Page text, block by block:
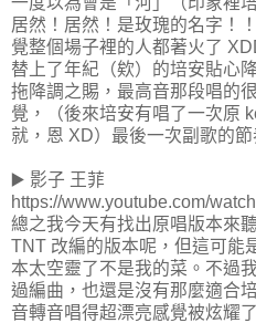
居然！居然！是玫瑰的名字！
覺整個場子裡的人都著火了
替上了年紀（欸）的培安貼心
拖降調之賜，最高音那段唱的
覺，（後來培安有唱了一次原
就，恩 XD）最後一次副歌的
▶️ 影子 王菲
https://www.youtube.com/
總之我今天有找出原唱版本來
TNT 改編的版本呢，但這可能
本太空靈了不是我的菜。不過
過編曲，也還是沒有那麼適合
音轉音唱得超漂亮感覺被炫耀